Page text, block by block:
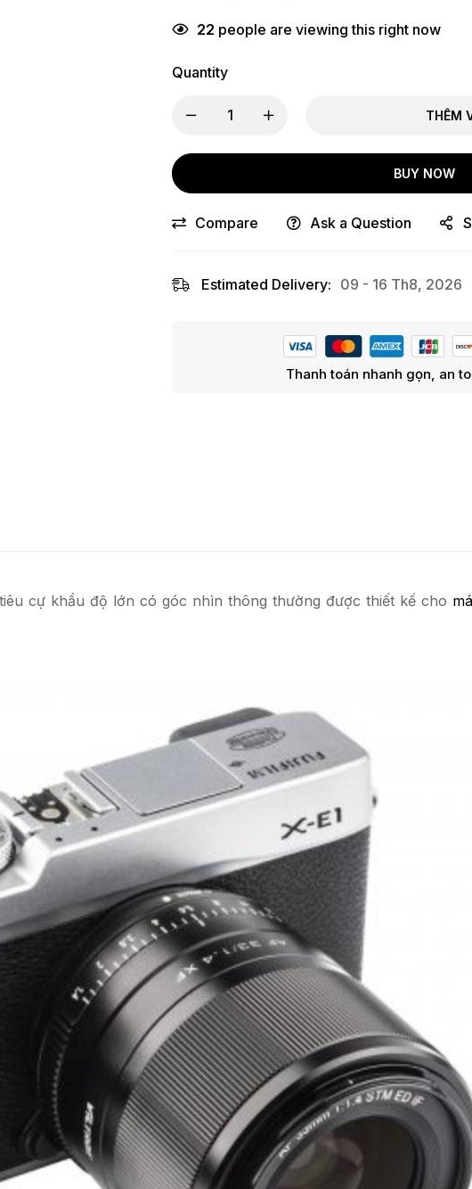
22 people are viewing this right now
Quantity
THÊM
BUY NOW
Compare Ask a Question
Estimated Delivery: 09 - 16 Th8, 2026
Thanh toán nhanh gọn, an
cự khẩu độ lớn có góc nhìn thông thường được thiết kế cho